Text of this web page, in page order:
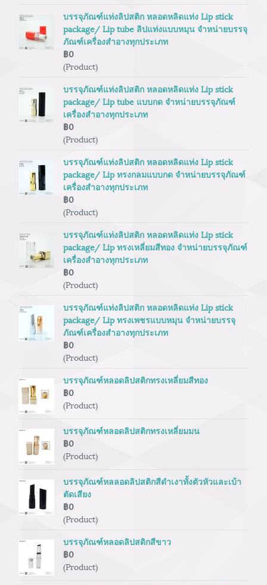
บรรจุภัณฑ์แท่งลิปสติก หลอดหลิดแท่ง Lip stick
package/ Lip tube ลิปแท่งแบบหมุน จำหน่ายบรรจุ
ภัณฑ์เครื่องสำอางทุกประเภท
฿0
(Product)
บรรจุภัณฑ์แท่งลิปสติก หลอดหลิดแท่ง Lip stick
package/ Lip tube แบบกด จำหน่ายบรรจุภัณฑ์
เครื่องสำอางทุกประเภท
฿0
(Product)
บรรจุภัณฑ์แท่งลิปสติก หลอดหลิดแท่ง Lip stick
package/ Lip ทรงกลมแบบกด จำหน่ายบรรจุภัณฑ์
เครื่องสำอางทุกประเภท
฿0
(Product)
บรรจุภัณฑ์แท่งลิปสติก หลอดหลิดแท่ง Lip stick
package/ Lip ทรงเหลี่ยมสีทอง จำหน่ายบรรจุภัณฑ์
เครื่องสำอางทุกประเภท
฿0
(Product)
บรรจุภัณฑ์แท่งลิปสติก หลอดหลิดแท่ง Lip stick
package/ Lip ทรงเพชรแบบหมุน จำหน่ายบรรจุ
ภัณฑ์เครื่องสำอางทุกประเภท
฿0
(Product)
บรรจุภัณฑ์หลอดลิปสติกทรงเหลี่ยมสีทอง
฿0
(Product)
บรรจุภัณฑ์หลอดลิปสติกทรงเหลี่ยมมน
฿0
(Product)
บรรจุภัณฑ์หลลอดลิปสติกสีดำเงาทั้งตัวหัวและเบ้า
ตัดเสียง
฿0
(Product)
บรรจุภัณฑ์หลอดลิปสติกสีขาว
฿0
(Product)